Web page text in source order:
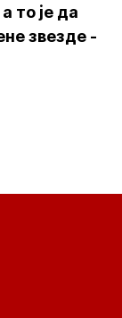
то је да
звезде -